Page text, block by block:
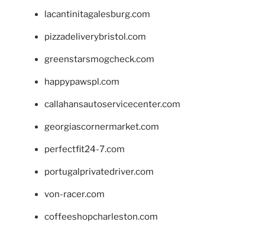
lacantinitagalesburg.com
pizzadeliverybristol.com
greenstarsmogcheck.com
happypawspl.com
callahansautoservicecenter.com
georgiascornermarket.com
perfectfit24-7.com
portugalprivatedriver.com
von-racer.com
coffeeshopcharleston.com